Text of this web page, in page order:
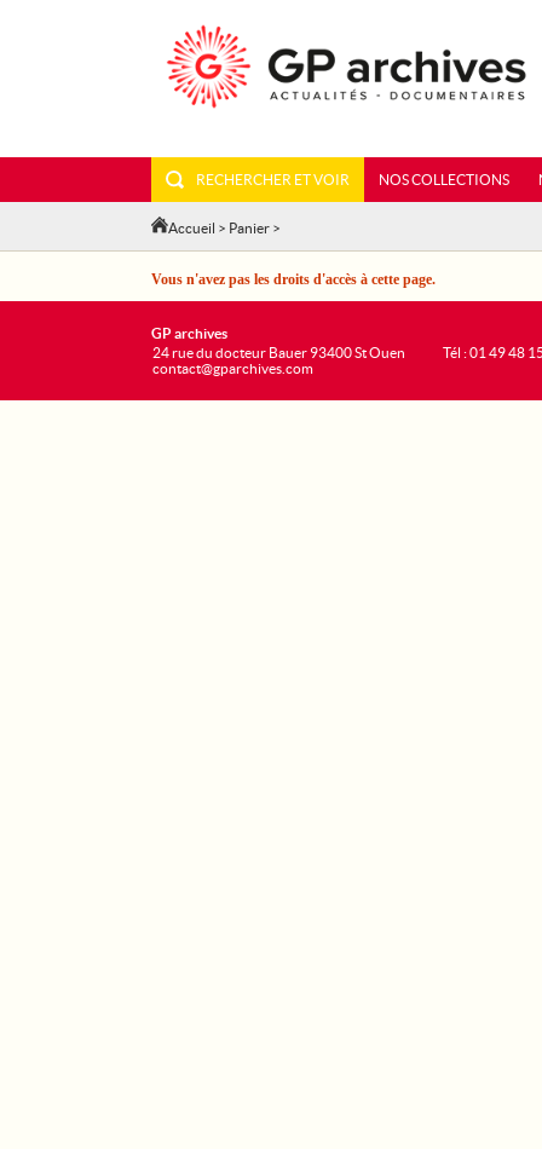
RECHERCHER ET VOIR NOS COLLECTIONS
Accueil > Panier >
Vous n'avez pas les droits d'accès à cette page.
GP archives
24 rue du docteur Bauer 93400 St Ouen
contact@gparchives.com
Tél : 01 49 48